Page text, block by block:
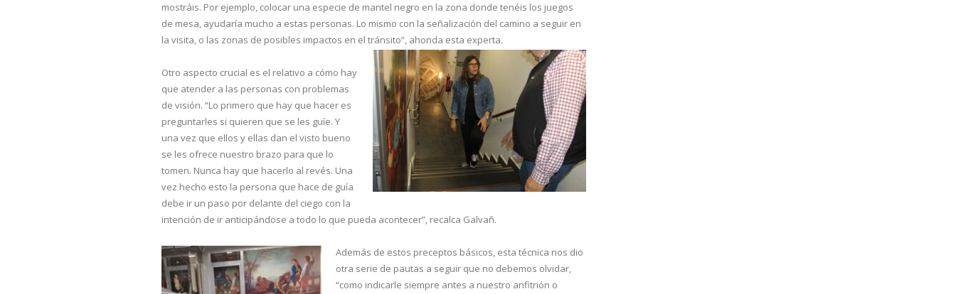
mostráis. Por ejemplo, colocar una especie de mantel negro en la zona donde tenéis los juegos
de mesa, ayudaría mucho a estas personas. Lo mismo con la señalización del camino a seguir en
la visita, o las zonas de posibles impactos en el tránsito”, ahonda esta experta.
Otro aspecto crucial es el relativo a cómo hay
que atender a las personas con problemas
de visión. “Lo primero que hay que hacer es
preguntarles si quieren que se les guíe. Y
una vez que ellos y ellas dan el visto bueno
se les ofrece nuestro brazo para que lo
tomen. Nunca hay que hacerlo al revés. Una
vez hecho esto la persona que hace de guía
debe ir un paso por delante del ciego con la
intención de ir anticipándose a todo lo que pueda acontecer”, recalca Galvañ.
Además de estos preceptos básicos, esta técnica nos dio
otra serie de pautas a seguir que no debemos olvidar,
“como indicarle siempre antes a nuestro anfitrión o